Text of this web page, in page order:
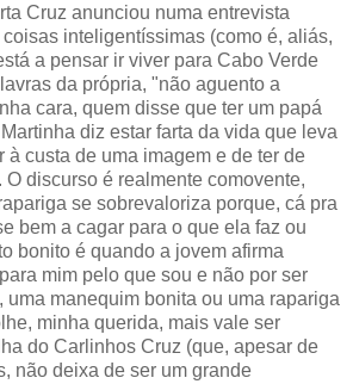
Cruz anunciou numa entrevista
inteligentíssimas (como é, aliás,
a pensar ir viver para Cabo Verde
da própria, "não aguento a
cara, quem disse que ter um papá
diz estar farta da vida que leva
à custa de uma imagem e de ter de
discurso é realmente comovente,
se sobrevaloriza porque, cá pra
bem a cagar para o que ela faz ou
bonito é quando a jovem afirma
mim pelo que sou e não por ser
uma manequim bonita ou uma rapariga
minha querida, mais vale ser
do Carlinhos Cruz (que, apesar de
não deixa de ser um grande